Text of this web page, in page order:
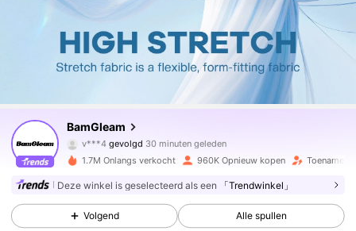
BamGleam
4.81 416K Volgers
v***4gevolgd
a***6is aan het browsen
4.81
416K Volgers
4.81 416K Volgers
1.7M Onlangs verkocht 960K Opnieuw kopen Toename
Deze winkel is geselecteerd als een 「Trendwinkel」
Volgend Alle spullen